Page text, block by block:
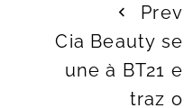
Prev
Cia Beauty se
une à BT21 e
traz o